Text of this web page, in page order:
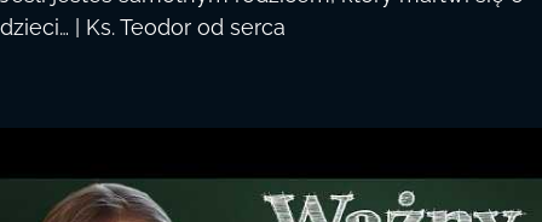
dzieci… | Ks. Teodor od serca